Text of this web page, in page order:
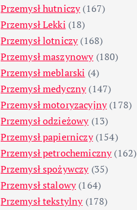
Przemysł hutniczy(167)
Przemysł Lekki (18)
Przemysł lotniczy(168)
Przemysł maszynowy(180)
Przemysł meblarski (4)
Przemysł medyczny(147)
Przemysł motoryzacyjny(178)
Przemysł odzieżowy(13)
Przemysł papierniczy(154)
Przemysł petrochemiczny(162)
Przemysł spożywczy(35)
Przemysł stalowy(164)
Przemysł tekstylny(178)